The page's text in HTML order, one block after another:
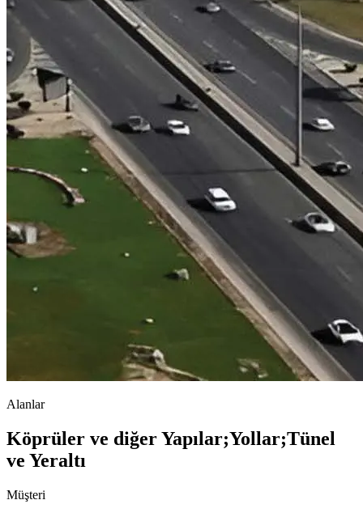
Alanlar
Köprüler ve diğer Yapılar;Yollar;Tünel
ve Yeraltı
Müşteri